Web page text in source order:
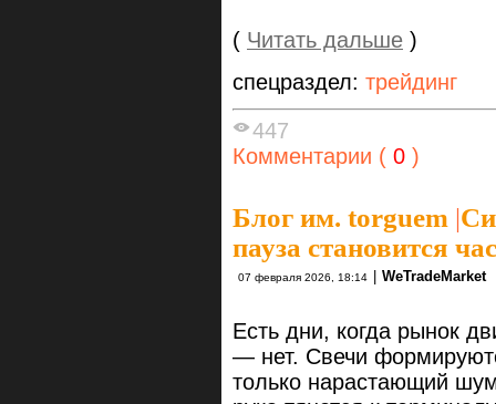
( Читать дальше )
спецраздел: трейдинг
447
Комментарии ( 0 )
Блог им. torguem |
пауза становится
07 февраля 2026, 18:14 WeTradeMarket
Есть дни, когда рынок
— нет. Свечи
только нарастающий